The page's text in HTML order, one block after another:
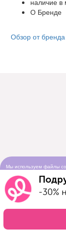
наличие в
О Бренде
Обзор от бренда
Мы используем файлы
использования cookie-
-30%